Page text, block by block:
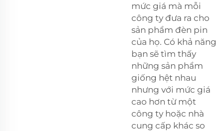
mức giá mà mỗi
công ty đưa ra cho
sản phẩm đèn pin
của họ. Có khả năng
bạn sẽ tìm thấy
những sản phẩm
giống hệt nhau
nhưng với mức giá
cao hơn từ một
công ty hoặc nhà
cung cấp khác so